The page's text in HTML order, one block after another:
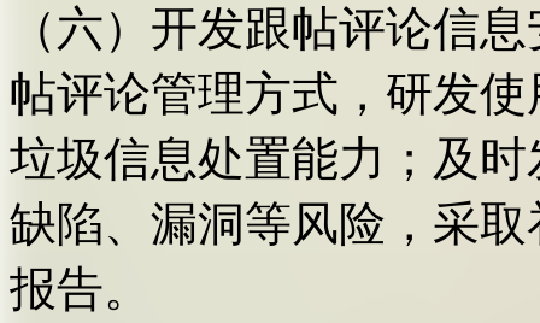
（六）开发跟帖评论信
帖评论管理方式，研发
垃圾信息处置能力；及
缺陷、漏洞等风险，采
报告。